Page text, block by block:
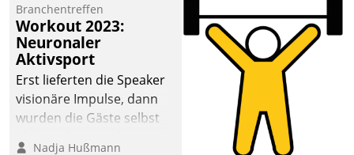
Mammutprojekte
meistern und Workloads
wuppen – bei zunehmend
anspruchsvollen
Aufgaben und
abnehmendem
Branchentreffen
Workout 2023:
Neuronaler
Aktivsport
Erst lieferten die Speaker
visionäre Impulse, dann
wurden die Gäste selbst
Nadja Hußmann